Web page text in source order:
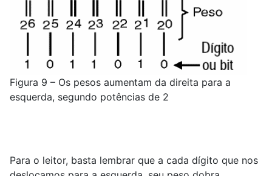
Figura 9 – Os pesos aumentam da direita para a
esquerda, segundo potências de 2
Para o leitor, basta lembrar que a cada dígito que nos